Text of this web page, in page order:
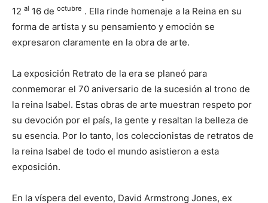
12 al 16 de octubre . Ella rinde homenaje a la Reina en su
forma de artista y su pensamiento y emoción se
expresaron claramente en la obra de arte.
La exposición Retrato de la era se planeó para
conmemorar el 70 aniversario de la sucesión al trono de
la reina Isabel. Estas obras de arte muestran respeto por
su devoción por el país, la gente y resaltan la belleza de
su esencia. Por lo tanto, los coleccionistas de retratos de
la reina Isabel de todo el mundo asistieron a esta
exposición.
En la víspera del evento, David Armstrong Jones, ex